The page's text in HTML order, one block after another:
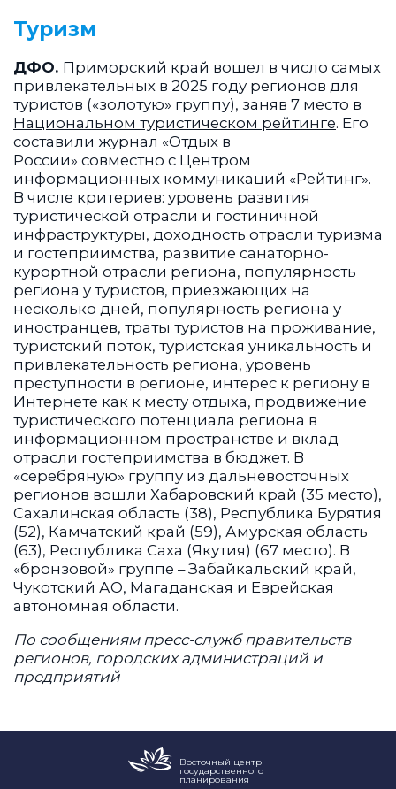
Туризм
ДФО. Приморский край вошел в число самых
привлекательных в 2025 году регионов для
туристов («золотую» группу), заняв 7 место в
Национальном туристическом рейтинге. Его
составили журнал «Отдых в
России» совместно с Центром
информационных коммуникаций «Рейтинг».
В числе критериев: уровень развития
туристической отрасли и гостиничной
инфраструктуры, доходность отрасли туризма
и гостеприимства, развитие санаторно-
курортной отрасли региона, популярность
региона у туристов, приезжающих на
несколько дней, популярность региона у
иностранцев, траты туристов на проживание,
туристский поток, туристская уникальность и
привлекательность региона, уровень
преступности в регионе, интерес к региону в
Интернете как к месту отдыха, продвижение
туристического потенциала региона в
информационном пространстве и вклад
отрасли гостеприимства в бюджет. В
«серебряную» группу из дальневосточных
регионов вошли Хабаровский край (35 место),
Сахалинская область (38), Республика Бурятия
(52), Камчатский край (59), Амурская область
(63), Республика Саха (Якутия) (67 место). В
«бронзовой» группе – Забайкальский край,
Чукотский АО, Магаданская и Еврейская
автономная области.
По сообщениям пресс-служб правительств
регионов, городских администраций и
предприятий
Восточный центр
государственного
планирования